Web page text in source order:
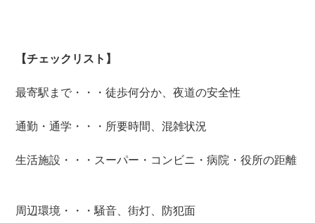
【チェックリスト】
最寄駅まで・・・徒歩何分か、夜道の安全性
通勤・通学・・・所要時間、混雑状況
生活施設・・・スーパー・コンビニ・病院・役所の距離
周辺環境・・・騒音、街灯、防犯面